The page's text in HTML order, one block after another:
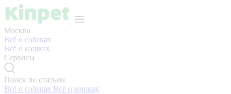
Москва
Всё о собаках
Всё о кошках
Сервисы
Поиск по статьям
Всё о собаках Всё о кошках